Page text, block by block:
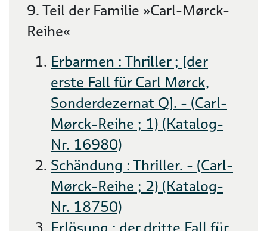
9. Teil der Familie »Carl-Mørck-
Reihe«
Erbarmen : Thriller ; [der
erste Fall für Carl Mørck,
Sonderdezernat Q]. - (Carl-
Mørck-Reihe ; 1) (Katalog-
Nr. 16980)
Schändung : Thriller. - (Carl-
Mørck-Reihe ; 2) (Katalog-
Nr. 18750)